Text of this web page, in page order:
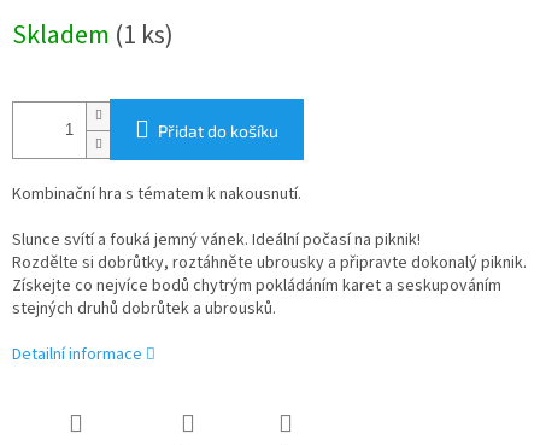
cena:
Skladem (1 ks)
Přidat do košíku
Kombinační hra s tématem k nakousnutí.
Slunce svítí a fouká jemný vánek. Ideální počasí na piknik!
Rozdělte si dobrůtky, roztáhněte ubrousky a připravte dokonalý piknik.
Získejte co nejvíce bodů chytrým pokládáním karet a seskupováním
stejných druhů dobrůtek a ubrousků.
Detailní informace